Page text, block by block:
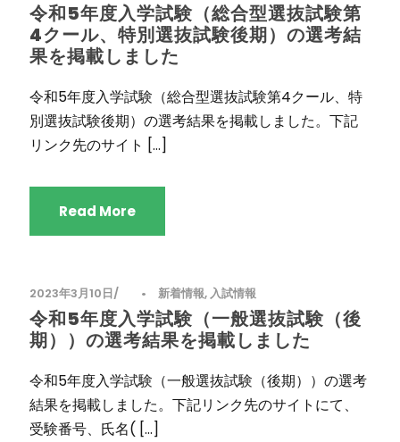
令和5年度入学試験（総合型選抜試験第
4クール、特別選抜試験後期）の選考結
果を掲載しました
令和5年度入学試験（総合型選抜試験第4クール、特
別選抜試験後期）の選考結果を掲載しました。下記
リンク先のサイト […]
Read More
2023年3月10日 • 新着情報,入試情報
令和5年度入学試験（一般選抜試験（後
期））の選考結果を掲載しました
令和5年度入学試験（一般選抜試験（後期））の選考
結果を掲載しました。下記リンク先のサイトにて、
受験番号、氏名( […]